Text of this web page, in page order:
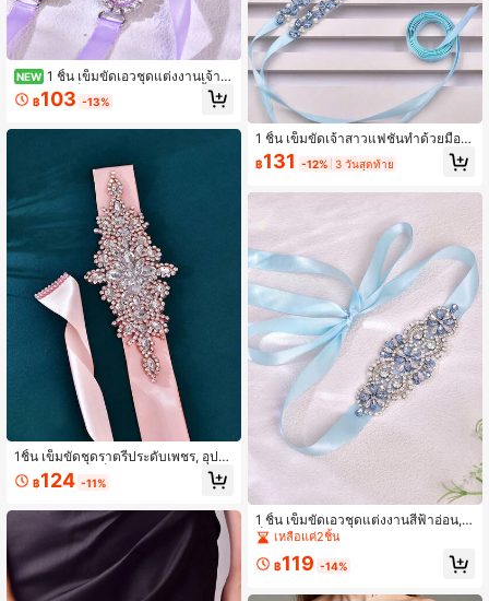
NEW 1 ชิ้น เข็มขัดเอวชุดแต่งงานเจ้าส
าวขายดี, เข็มขัดเอวชุดราตรีปาร์ตี้อเน
กประสงค์, เข็มขัดเอวเพื่อนเจ้าสาวของ
฿103 -13%
1ชิ้น เข็มขัดชุดราตรีประดับเพชร, อุปกร
ณ์เสริมเจ้าสาวเย็บด้วยมือ, ของขวัญวัน
หยุด, เข็มขัดชุดแต่งงานแฟชั่น
฿124 -11%
1 ชิ้น เข็มขัดเจ้าสาวแฟชั่นทำด้วยมือ,
ผ้าคาดเอวประดับเพชรสีฟ้าอ่อนสำหรับ
ผู้หญิง, อุปกรณ์เสริมเอวสำหรับงานปาร์
฿131 -12% 3 วันสุดท้าย
1 ชิ้น เข็มขัดเอวชุดแต่งงานสีฟ้าอ่อน, เ
ข็มขัดเอวทำมือสำหรับงานวันเกิด งาน
แต่งงาน, เข็มขัดเอวเพื่อนเจ้าสาวราคา
ประหยัด, อุปกรณ์เสริมเจ้าสาว
เหลือแค่2ชิ้น
฿119 -14%